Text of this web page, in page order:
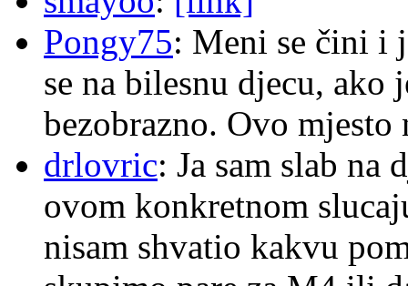
Pongy75: Meni se čini i
se na bilesnu djecu, ako
bezobrazno. Ovo
drlovric: Ja sam slab na
ovom konkretnom
nisam shvatio kakvu